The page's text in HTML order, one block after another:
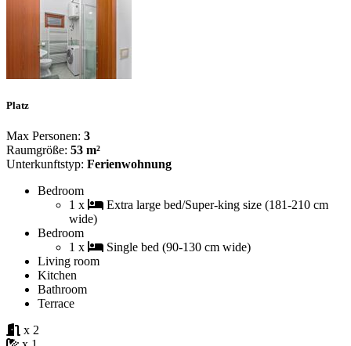
Platz
Max Personen: 3
Raumgröße: 53 m²
Unterkunftstyp: Ferienwohnung
Bedroom
1 x
Extra large bed/Super-king size (181-210 cm
wide)
Bedroom
1 x
Single bed (90-130 cm wide)
Living room
Kitchen
Bathroom
Terrace
x 2